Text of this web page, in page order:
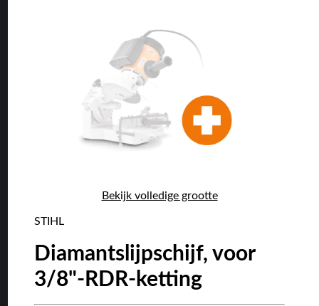
Bekijk volledige grootte
STIHL
Diamantslijpschijf, voor
3/8"-RDR-ketting